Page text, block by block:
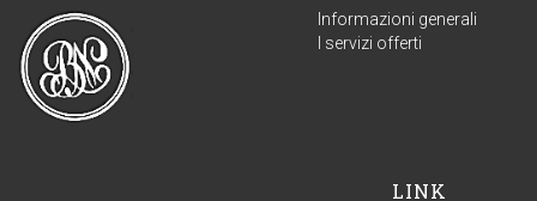
Informazioni generali
I servizi offerti
LINK